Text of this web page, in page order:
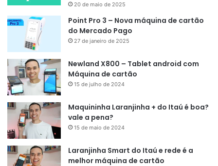
20 de maio de 2025
Point Pro 3 – Nova máquina de cartão
do Mercado Pago
27 de janeiro de 2025
Newland X800 – Tablet android com
Máquina de cartão
15 de julho de 2024
Maquininha Laranjinha + do Itaú é boa?
vale a pena?
15 de maio de 2024
Laranjinha Smart do Itaú e rede é a
melhor máquina de cartão